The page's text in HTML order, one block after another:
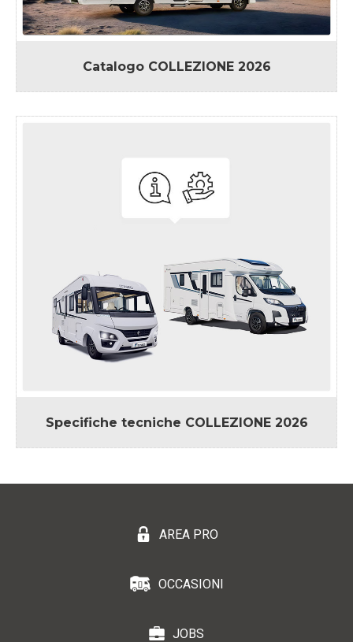
Catalogo COLLEZIONE 2026
Specifiche tecniche COLLEZIONE 2026
AREA PRO
OCCASIONI
JOBS